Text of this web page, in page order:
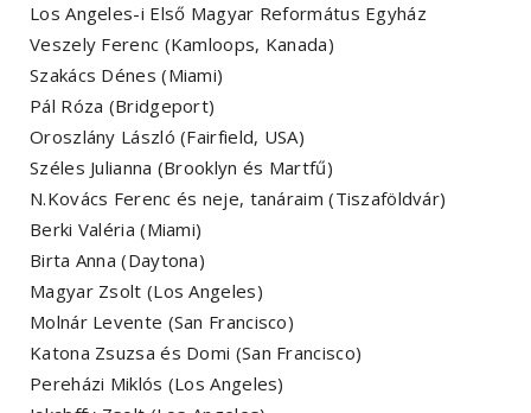
Los Angeles-i Első Magyar Református Egyház
Veszely Ferenc (Kamloops, Kanada)
Szakács Dénes (Miami)
Pál Róza (Bridgeport)
Oroszlány László (Fairfield, USA)
Széles Julianna (Brooklyn és Martfű)
N.Kovács Ferenc és neje, tanáraim (Tiszaföldvár)
Berki Valéria (Miami)
Birta Anna (Daytona)
Magyar Zsolt (Los Angeles)
Molnár Levente (San Francisco)
Katona Zsuzsa és Domi (San Francisco)
Pereházi Miklós (Los Angeles)